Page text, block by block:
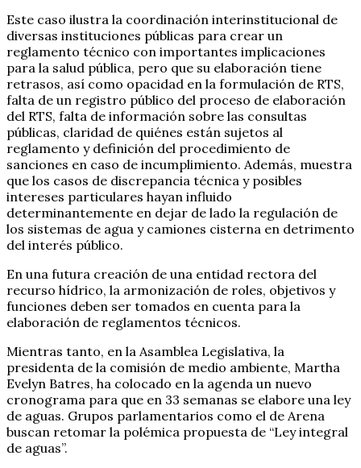
Este caso ilustra la coordinación interinstitucional de
diversas instituciones públicas para crear un
reglamento técnico con importantes implicaciones
para la salud pública, pero que su elaboración tiene
retrasos, así como opacidad en la formulación de RTS,
falta de un registro público del proceso de elaboración
del RTS, falta de información sobre las consultas
públicas, claridad de quiénes están sujetos al
reglamento y definición del procedimiento de
sanciones en caso de incumplimiento. Además, muestra
que los casos de discrepancia técnica y posibles
intereses particulares hayan influido
determinantemente en dejar de lado la regulación de
los sistemas de agua y camiones cisterna en detrimento
del interés público.
En una futura creación de una entidad rectora del
recurso hídrico, la armonización de roles, objetivos y
funciones deben ser tomados en cuenta para la
elaboración de reglamentos técnicos.
Mientras tanto, en la Asamblea Legislativa, la
presidenta de la comisión de medio ambiente, Martha
Evelyn Batres, ha colocado en la agenda un nuevo
cronograma para que en 33 semanas se elabore una ley
de aguas. Grupos parlamentarios como el de Arena
buscan retomar la polémica propuesta de “Ley integral
de aguas”.